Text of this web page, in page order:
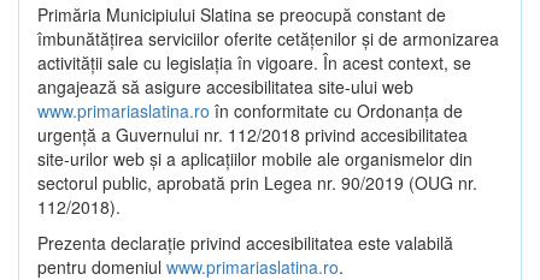
Primăria Municipiului Slatina se preocupă constant de
îmbunătățirea serviciilor oferite cetățenilor și de armonizarea
activității sale cu legislația în vigoare. În acest context, se
angajează să asigure accesibilitatea site-ului web
www.primariaslatina.ro în conformitate cu Ordonanța de
urgență a Guvernului nr. 112/2018 privind accesibilitatea
site-urilor web și a aplicațiilor mobile ale organismelor din
sectorul public, aprobată prin Legea nr. 90/2019 (OUG nr.
112/2018).
Prezenta declarație privind accesibilitatea este valabilă
pentru domeniul www.primariaslatina.ro.